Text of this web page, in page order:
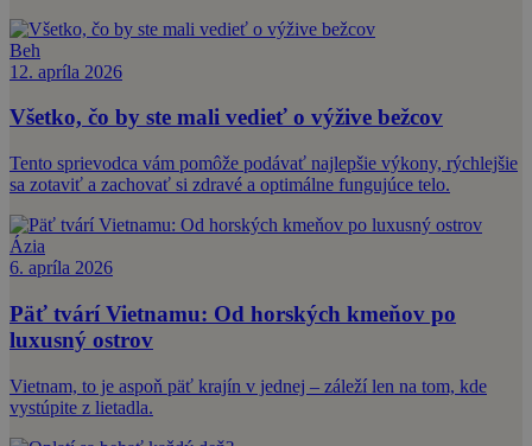
Beh
12. apríla 2026
Všetko, čo by ste mali vedieť o výžive bežcov
Tento sprievodca vám pomôže podávať najlepšie výkony, rýchlejšie
sa zotaviť a zachovať si zdravé a optimálne fungujúce telo.
Ázia
6. apríla 2026
Päť tvárí Vietnamu: Od horských kmeňov po
luxusný ostrov
Vietnam, to je aspoň päť krajín v jednej – záleží len na tom, kde
vystúpite z lietadla.